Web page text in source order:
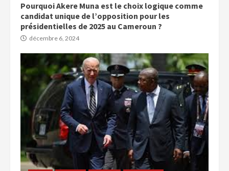
Pourquoi Akere Muna est le choix logique comme
candidat unique de l’opposition pour les
présidentielles de 2025 au Cameroun ?
décembre 6, 2024